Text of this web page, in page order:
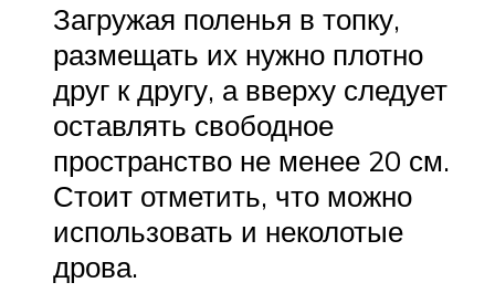
Загружая поленья в топку,
размещать их нужно плотно
друг к другу, а вверху следует
оставлять свободное
пространство не менее 20 см.
Стоит отметить, что можно
использовать и неколотые
дрова.